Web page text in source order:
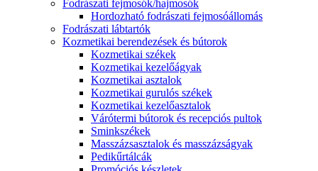
Fodrászati fejmosók/hajmosók
Hordozható fodrászati fejmosóállomás
Fodrászati lábtartók
Kozmetikai berendezések és bútorok
Kozmetikai székek
Kozmetikai kezelőágyak
Kozmetikai asztalok
Kozmetikai gurulós székek
Kozmetikai kezelőasztalok
Várótermi bútorok és recepciós pultok
Sminkszékek
Masszázsasztalok és masszázságyak
Pedikűrtálcák